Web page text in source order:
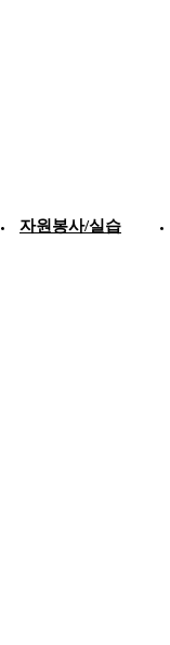
자원봉사/실습